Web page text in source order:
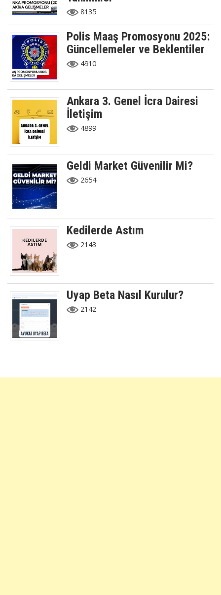
8135
Polis Maaş Promosyonu 2025:
Güncellemeler ve Beklentiler
4910
Ankara 3. Genel İcra Dairesi
İletişim
4899
Geldi Market Güvenilir Mi?
2654
Kedilerde Astım
2143
Uyap Beta Nasıl Kurulur?
2142